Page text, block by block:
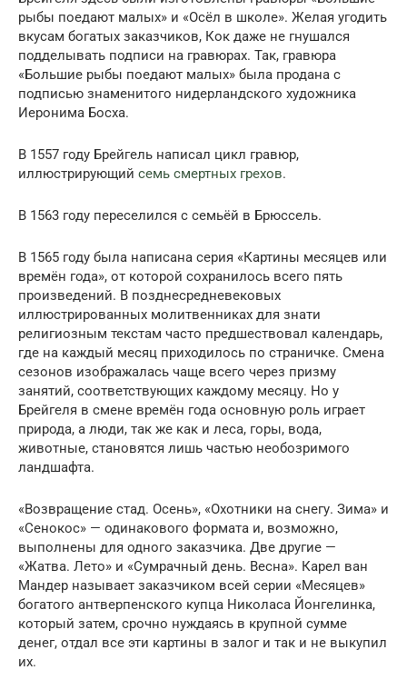
рыбы поедают малых» и «Осёл в школе». Желая угодить
вкусам богатых заказчиков, Кок даже не гнушался
подделывать подписи на гравюрах. Так, гравюра
«Большие рыбы поедают малых» была продана с
подписью знаменитого нидерландского художника
Иеронима Босха.
В 1557 году Брейгель написал цикл гравюр,
иллюстрирующий семь смертных грехов.
В 1563 году переселился с семьёй в Брюссель.
В 1565 году была написана серия «Картины месяцев или
времён года», от которой сохранилось всего пять
произведений. В позднесредневековых
иллюстрированных молитвенниках для знати
религиозным текстам часто предшествовал календарь,
где на каждый месяц приходилось по страничке. Смена
сезонов изображалась чаще всего через призму
занятий, соответствующих каждому месяцу. Но у
Брейгеля в смене времён года основную роль играет
природа, а люди, так же как и леса, горы, вода,
животные, становятся лишь частью необозримого
ландшафта.
«Возвращение стад. Осень», «Охотники на снегу. Зима» и
«Сенокос» — одинакового формата и, возможно,
выполнены для одного заказчика. Две другие —
«Жатва. Лето» и «Сумрачный день. Весна». Карел ван
Мандер называет заказчиком всей серии «Месяцев»
богатого антверпенского купца Николаса Йонгелинка,
который затем, срочно нуждаясь в крупной сумме
денег, отдал все эти картины в залог и так и не выкупил
их.